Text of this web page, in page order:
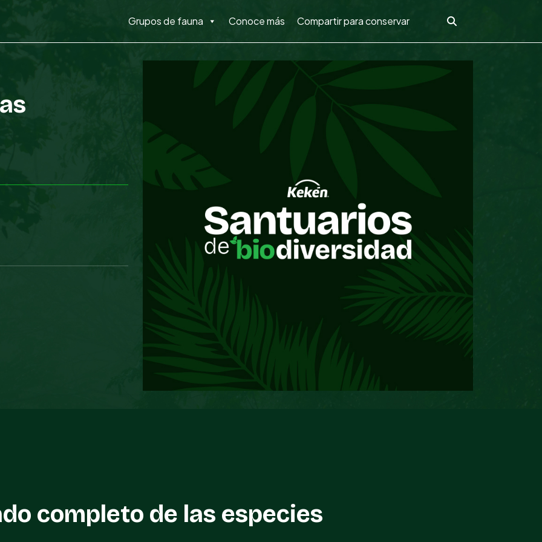
Grupos de fauna Conoce más Compartir para conservar
completo de las especies